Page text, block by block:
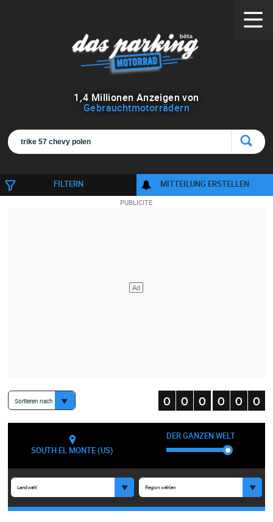
1 ,4 Millionen Anzeigen von
Gebrauchtmotorrädern
FILTERN MITTEILUNG ERSTELLEN
Sortieren nach
SOUTH EL MONTE (US)
DER GANZEN WELT
Landwahl Region wählen